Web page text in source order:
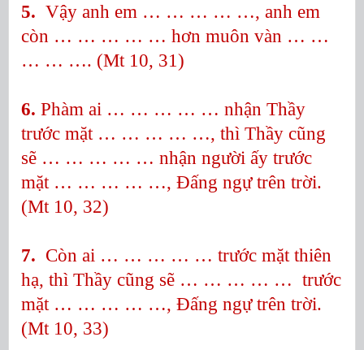
5. Vậy anh em … … … … …, anh em
còn … … … … … hơn muôn vàn … …
… … …. (Mt 10, 31)
6. Phàm ai … … … … … nhận Thầy
trước mặt … … … … …, thì Thầy cũng
sẽ … … … … … nhận người ấy trước
mặt … … … … …, Đấng ngự trên trời.
(Mt 10, 32)
7. Còn ai … … … … … trước mặt thiên
hạ, thì Thầy cũng sẽ … … … … … trước
mặt … … … … …, Đấng ngự trên trời.
(Mt 10, 33)